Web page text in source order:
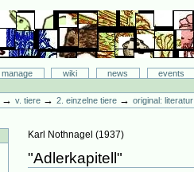
manage wiki news
events
→v. tiere →2. einzelne tiere →original:
Karl Nothnagel (1937)
"Adlerkapitell"